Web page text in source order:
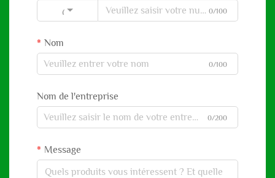
Code 0/100
Nom
0/100
Nom de l'entreprise
0/200
Message